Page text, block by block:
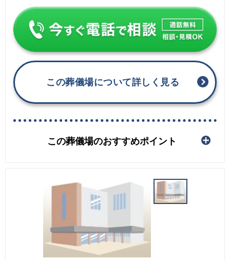
この葬儀場について詳しく見る
この葬儀場のおすすめポイント